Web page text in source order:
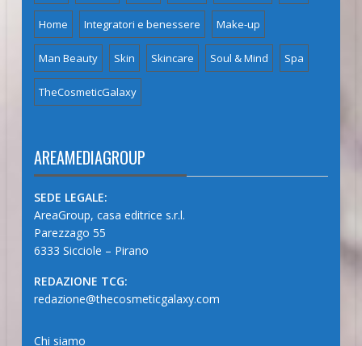
Home Integratori e benessere Make-up
Man Beauty Skin Skincare Soul & Mind Spa
TheCosmeticGalaxy
AREAMEDIAGROUP
SEDE LEGALE:
AreaGroup, casa editrice s.r.l.
Parezzago 55
6333 Sicciole – Pirano
REDAZIONE TCG:
redazione@thecosmeticgalaxy.com
Chi siamo